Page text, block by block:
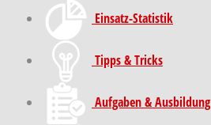
Einsatz-Statistik
Tipps & Tricks
Aufgaben & Ausbildung